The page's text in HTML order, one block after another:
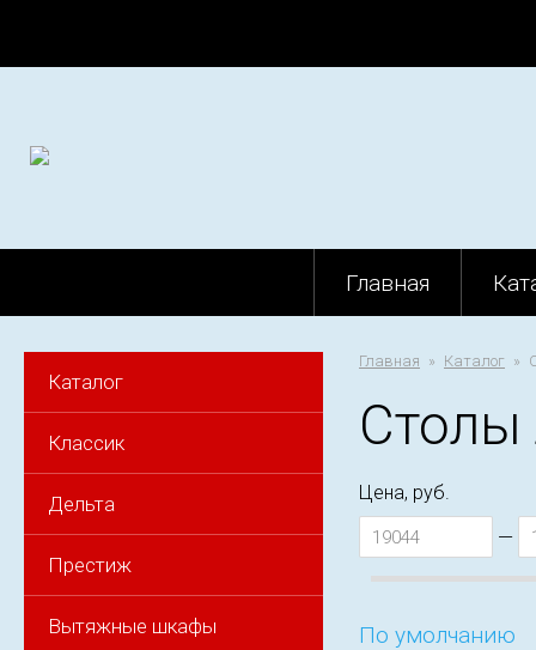
Главная
Каталог
Классик
Дельта
Престиж
Вытяжные шкафы
Главная Каталог
Столы
Цена, руб.
—
По умолчанию